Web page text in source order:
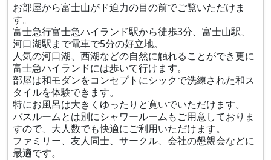
お部屋から富士山がド迫力の目の前でご覧いただけま
す。
富士急行富士急ハイランド駅から徒歩3分、富士山駅、
河口湖駅まで電車で5分の好立地。
人気の河口湖、西湖などの自然に触れることができ更に
富士急ハイランドには歩いて行けます。
部屋は和モダンをコンセプトにシックで洗練された和ス
タイルを体験できます。
特にお風呂は大きくゆったりと寛いでいただけます。
バスルームとは別にシャワールームもご用意しておりま
すので、大人数でも快適にご利用いただけます。
ファミリー、友人同士、サークル、会社の懇親会などに
最適です。